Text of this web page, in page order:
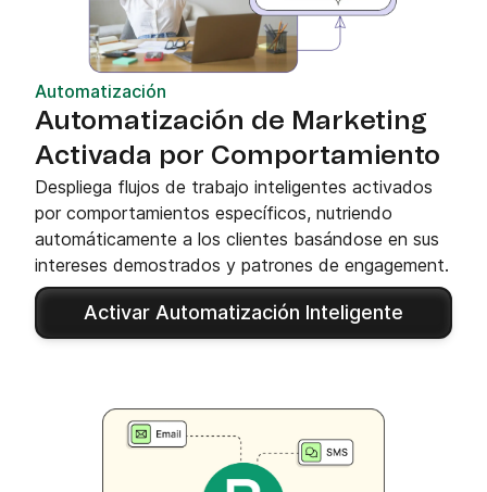
Automatización
Automatización de Marketing
Activada por Comportamiento
Despliega flujos de trabajo inteligentes activados
por comportamientos específicos, nutriendo
automáticamente a los clientes basándose en sus
intereses demostrados y patrones de engagement.
Activar Automatización Inteligente